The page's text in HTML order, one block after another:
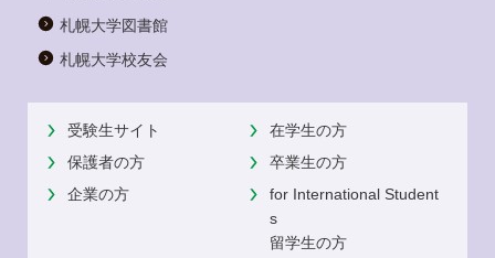
札幌大学図書館
札幌大学校友会
受験生サイト
在学生の方
保護者の方
卒業生の方
企業の方
for International Student
s
留学生の方